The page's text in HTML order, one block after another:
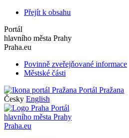
Přejít k obsahu
Portál
hlavního města Prahy
Praha.eu
Povinně zveřejňované informace
Městské části
Portál Pražana
Česky English
Portál
hlavního města Prahy
Praha.eu